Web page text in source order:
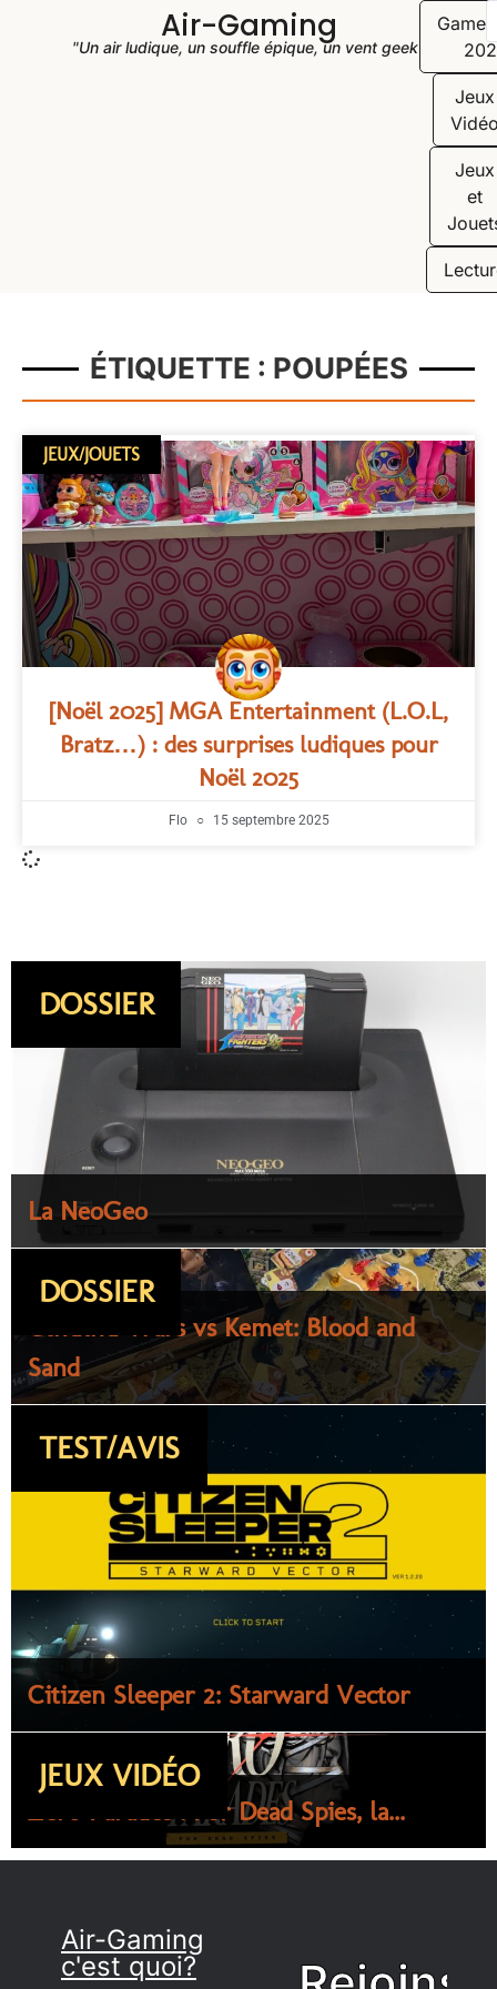
Air-Gaming
"Un air ludique, un souffle épique, un vent geek"
Jeux
Jeux
et
ÉTIQUETTE : POUPÉES
JEUX/JOUETS
[Noël 2025] MGA Entertainment (L.O.L,
Bratz…) : des surprises ludiques pour
Noël 2025
Flo 15 septembre 2025
DOSSIER
La NeoGeo
DOSSIER
Cthulhu Wars vs Kemet: Blood and
Sand
TEST/AVIS
Citizen Sleeper 2: Starward Vector
JEUX VIDÉO
Zero Parades : For Dead Spies, la...
Air-Gaming
c'est quoi?